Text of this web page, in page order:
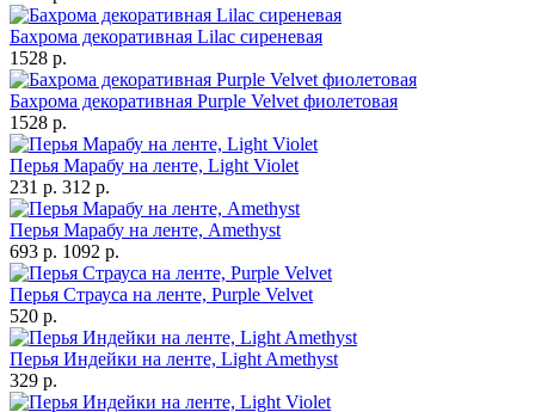
Бахрома декоративная Lilac сиреневая
1528 р.
Бахрома декоративная Purple Velvet фиолетовая
1528 р.
Перья Марабу на ленте, Light Violet
231 р. 312 р.
Перья Марабу на ленте, Amethyst
693 р. 1092 р.
Перья Страуса на ленте, Purple Velvet
520 р.
Перья Индейки на ленте, Light Amethyst
329 р.